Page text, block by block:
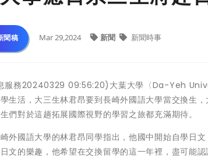
聞稿 Mar 29,2024 新聞 新聞時事
服務20240329 09:56:20)大葉大學〈Da-Yeh
生活，大三生林君昂要到長崎外國語大學當交換生
們對於這趟拓展國際視野的學習之旅都充滿期待。
外國語大學的林君昂同學指出，他國中開始自學日
文的樂趣，他希望在交換留學的這一年裡，盡可能